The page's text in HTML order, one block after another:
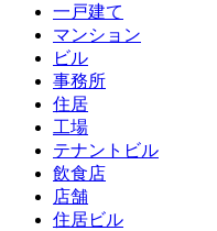
一戸建て
マンション
ビル
事務所
住居
工場
テナントビル
飲食店
店舗
住居ビル